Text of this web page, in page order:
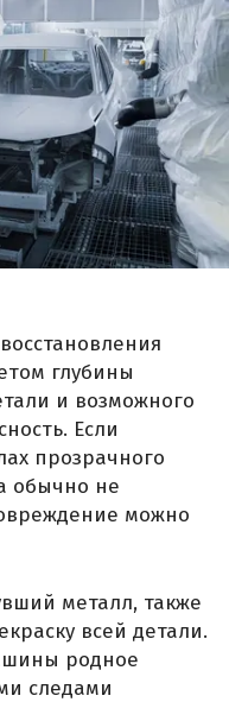
глубины
и возможного
Если
прозрачного
обычно не
можно
металл, также
всей детали.
родное
следами